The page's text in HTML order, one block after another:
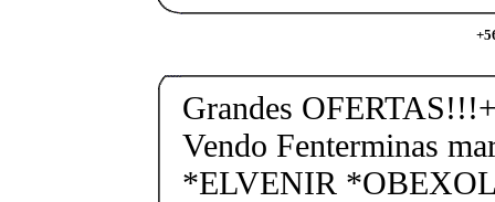
Grandes
Vendo Fenterminas
*ELVENIR